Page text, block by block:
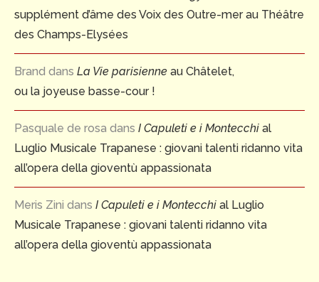
supplément d’âme des Voix des Outre-mer au Théâtre
des Champs-Elysées
Brand dans La Vie parisienne au Châtelet,
ou la joyeuse basse-cour !
Pasquale de rosa dans I Capuleti e i Montecchi al
Luglio Musicale Trapanese : giovani talenti ridanno vita
all’opera della gioventù appassionata
Meris Zini dans I Capuleti e i Montecchi al Luglio
Musicale Trapanese : giovani talenti ridanno vita
all’opera della gioventù appassionata